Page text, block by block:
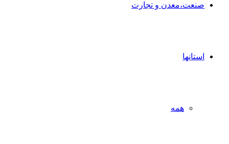
صنعت،معدن و تجارت
استانها
همه